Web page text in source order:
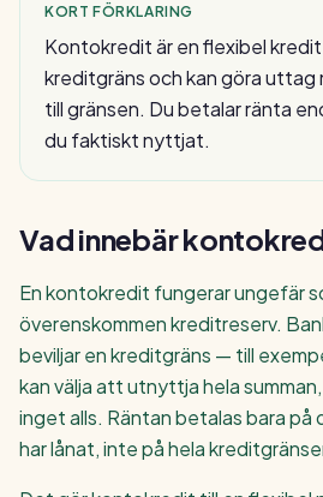
KORT FÖRKLARING
Kontokredit är en flexibel
kreditgräns och kan göra uttag
till gränsen. Du betalar ränta
du faktiskt nyttjat.
Vad innebär
En kontokredit fungerar ungefär
överenskommen kreditreserv.
beviljar en kreditgräns — till
kan välja att utnyttja hela
inget alls. Räntan betalas bara
har lånat, inte på hela